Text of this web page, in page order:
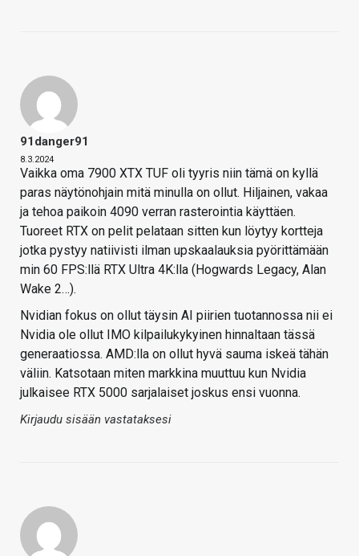
91danger91
8.3.2024
Vaikka oma 7900 XTX TUF oli tyyris niin tämä on kyllä
paras näytönohjain mitä minulla on ollut. Hiljainen, vakaa
ja tehoa paikoin 4090 verran rasterointia käyttäen.
Tuoreet RTX on pelit pelataan sitten kun löytyy kortteja
jotka pystyy natiivisti ilman upskaalauksia pyörittämään
min 60 FPS:llä RTX Ultra 4K:lla (Hogwards Legacy, Alan
Wake 2…).
Nvidian fokus on ollut täysin AI piirien tuotannossa nii ei
Nvidia ole ollut IMO kilpailukykyinen hinnaltaan tässä
generaatiossa. AMD:lla on ollut hyvä sauma iskeä tähän
väliin. Katsotaan miten markkina muuttuu kun Nvidia
julkaisee RTX 5000 sarjalaiset joskus ensi vuonna.
Kirjaudu sisään vastataksesi